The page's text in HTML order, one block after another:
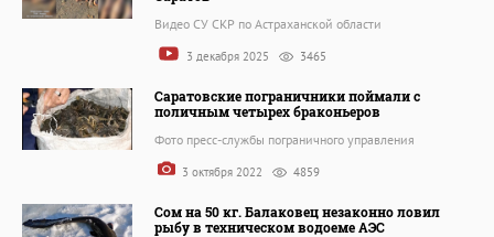
Видео СУ СКР по Астраханской области
3 декабря 2025 3465
Саратовские пограничники поймали с
поличным четырех браконьеров
Фото пресс-службы пограничного управления
3 октября 2022 4859
Сом на 50 кг. Балаковец незаконно ловил
рыбу в техническом водоеме АЭС